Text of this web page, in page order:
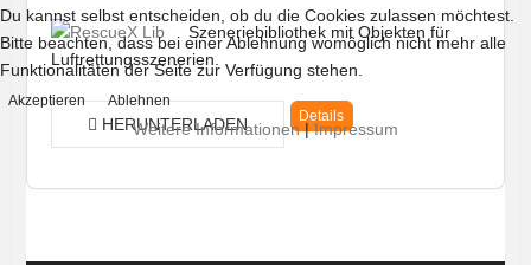
Szeneriebibliothek mit Objekten für
Luftrettungsszenerien.
HERUNTERLADEN Details
Du kannst selbst entscheiden, ob du die Cookies zulassen möchtest.
Bitte beachten, dass bei einer Ablehnung womöglich nicht mehr alle
Funktionalitäten der Seite zur Verfügung stehen.
Akzeptieren Ablehnen
Weitere Informationen|Impressum